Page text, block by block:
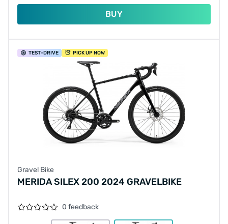
BUY
TEST-DRIVE PICK UP NOW
Gravel Bike
MERIDA SILEX 200 2024 GRAVELBIKE
0 feedback